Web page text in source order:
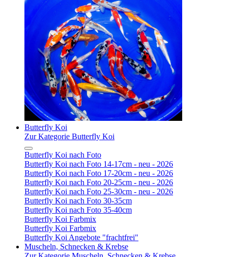
Butterfly Koi
Zur Kategorie Butterfly Koi
Butterfly Koi nach Foto
Butterfly Koi nach Foto 14-17cm - neu - 2026
Butterfly Koi nach Foto 17-20cm - neu - 2026
Butterfly Koi nach Foto 20-25cm - neu - 2026
Butterfly Koi nach Foto 25-30cm - neu - 2026
Butterfly Koi nach Foto 30-35cm
Butterfly Koi nach Foto 35-40cm
Butterfly Koi Farbmix
Butterfly Koi Farbmix
Butterfly Koi Angebote "frachtfrei"
Muscheln, Schnecken & Krebse